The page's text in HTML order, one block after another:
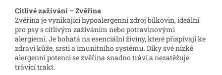
Citlivé zažívání – Zvěřina
Zvěřina je vynikající hypoalergenní zdroj bílkovin, ideální
pro psy s citlivým zažíváním nebo potravinovými
alergiemi. Je bohatá na esenciální živiny, které přispívají ke
zdraví kůže, srsti a imunitního systému. Díky své nízké
alergenní potenci se zvěřina snadno tráví a nezatěžuje
trávicí trakt.